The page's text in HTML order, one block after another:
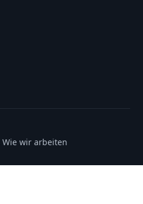
Wie wir arbeiten